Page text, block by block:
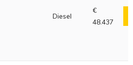
Diesel
€
48.437